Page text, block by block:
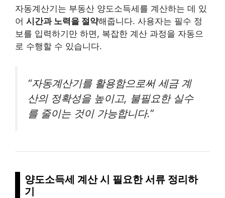
자동계산기는 부동산 양도소득세를 계산하는 데 있
어 시간과 노력을 절약해줍니다. 사용자는 필수 정
보를 입력하기만 하면, 복잡한 계산 과정을 자동으
로 수행할 수 있습니다.
“자동계산기를 활용함으로써 세금 계
산의 정확성을 높이고, 불필요한 실수
를 줄이는 것이 가능합니다.”
양도소득세 계산 시 필요한 서류 정리하
기